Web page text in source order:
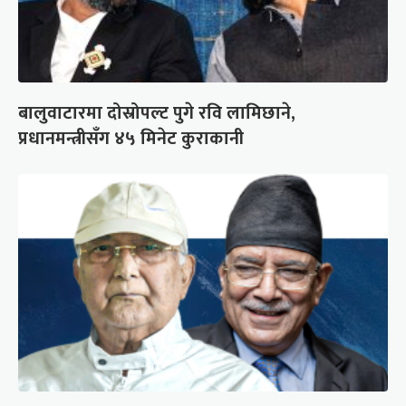
बालुवाटारमा दोस्रोपल्ट पुगे रवि लामिछाने,
प्रधानमन्त्रीसँग ४५ मिनेट कुराकानी